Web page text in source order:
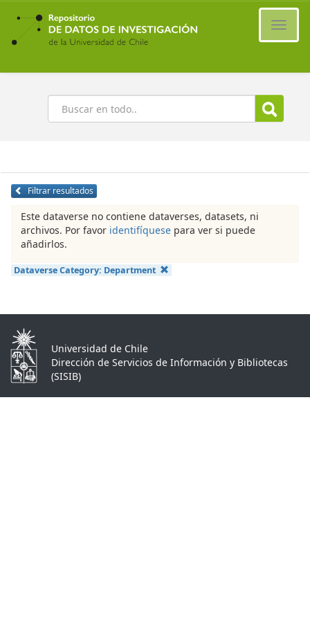
Ir
contenido
principal
Buscar
Filtrar resultados
Este dataverse no contiene dataverses, datasets, ni
archivos. Por favor identifíquese para ver si puede
añadirlos.
Dataverse Category: Department
Universidad de Chile
Dirección de Servicios de Información y Bibliotecas
(SISIB)